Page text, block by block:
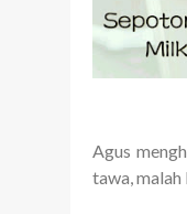
Agus
tawa, malah